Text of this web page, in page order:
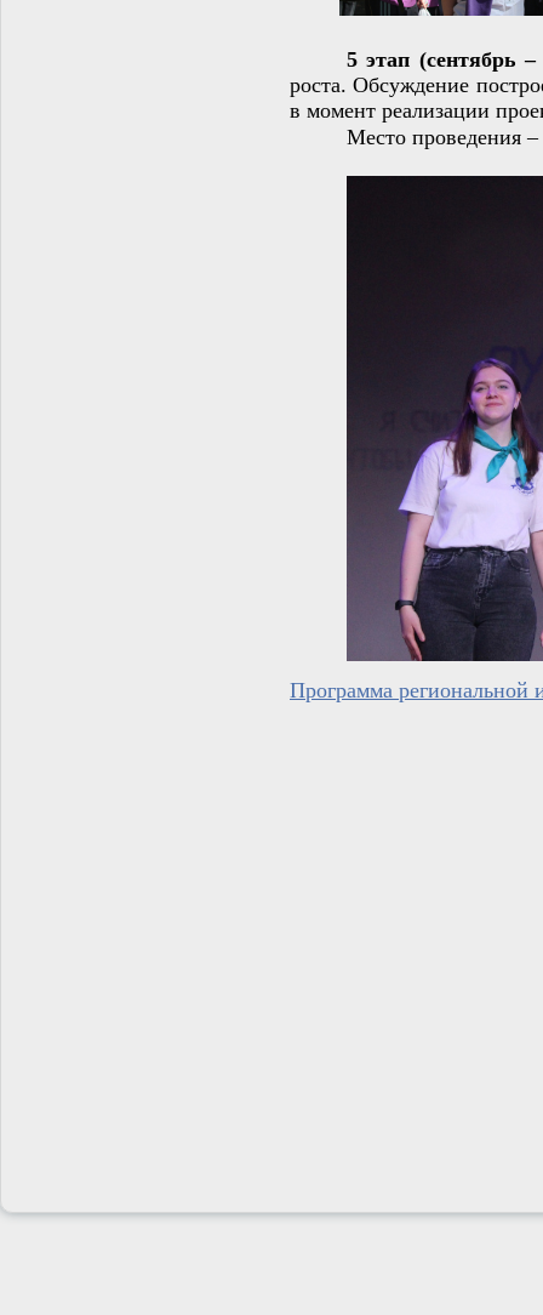
5 этап (сентябрь
роста. Обсуждение
в момент реализации
Место
Программа